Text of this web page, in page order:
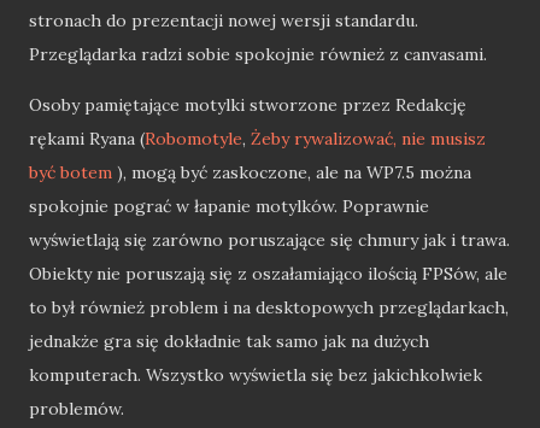
stronach do prezentacji nowej wersji standardu.
Przeglądarka radzi sobie spokojnie również z canvasami.
Osoby pamiętające motylki stworzone przez Redakcję
rękami Ryana (Robomotyle, Żeby rywalizować, nie musisz
być botem ), mogą być zaskoczone, ale na WP7.5 można
spokojnie pograć w łapanie motylków. Poprawnie
wyświetlają się zarówno poruszające się chmury jak i trawa.
Obiekty nie poruszają się z oszałamiająco ilością FPSów, ale
to był również problem i na desktopowych przeglądarkach,
jednakże gra się dokładnie tak samo jak na dużych
komputerach. Wszystko wyświetla się bez jakichkolwiek
problemów.